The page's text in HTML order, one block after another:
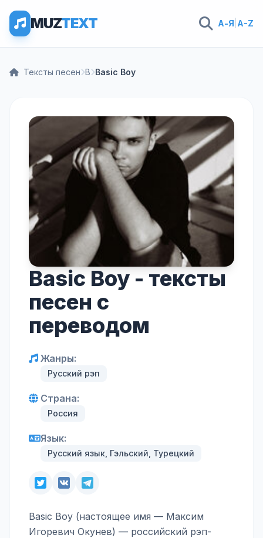
MUZTEXT А-Я A-Z
Тексты песен B Basic Boy
Basic Boy - тексты
песен с
переводом
Жанры:
Русский рэп
Страна:
Россия
Язык:
Русский язык, Гэльский, Турецкий
Basic Boy (настоящее имя — Максим
Игоревич Окунев) — российский рэп-